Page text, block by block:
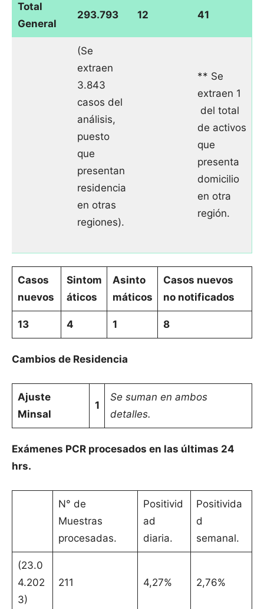
Total
General
293.793 12 41
(Se
extraen
3.843
casos del
análisis,
puesto
que
presentan
residencia
en otras
regiones).
** Se
extraen 1
del total
de activos
que
presenta
domicilio
en otra
región.
Casos
nuevos
Sintom
áticos
Asinto
máticos
Casos nuevos
no notificados
13 4 1 8
Cambios de Residencia
Ajuste
Minsal
1
Se suman en ambos
detalles.
Exámenes PCR procesados en las últimas 24
hrs.
N° de
Muestras
procesadas.
Positivid
ad
diaria.
Positivida
d
semanal.
(23.0
4.202
3)
211 4,27% 2,76%